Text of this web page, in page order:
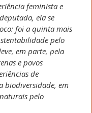
feminista e
ela se
foi a quinta mais
pelo
em parte, pela
e povos
de
biodiversidade, em
pelo